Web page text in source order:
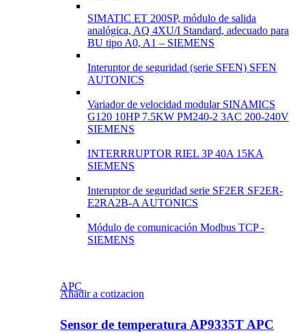
SIMATIC ET 200SP, módulo de salida
analógica, AQ 4XU/I Standard, adecuado para
BU tipo A0, A1 – SIEMENS
Interuptor de seguridad (serie SFEN) SFEN
AUTONICS
Variador de velocidad modular SINAMICS
G120 10HP 7.5KW PM240-2 3AC 200-240V
SIEMENS
INTERRRUPTOR RIEL 3P 40A 15KA
SIEMENS
Interuptor de seguridad serie SF2ER SF2ER-
E2RA2B-A AUTONICS
Módulo de comunicación Modbus TCP -
SIEMENS
APC
Añadir a cotizacion
Sensor de temperatura AP9335T APC